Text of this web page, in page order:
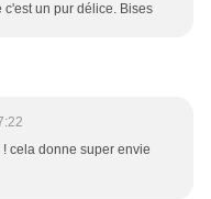
un pur délice. Bises
cela donne super envie